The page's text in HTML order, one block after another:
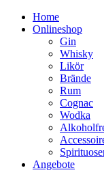
Home
Onlineshop
Gin
Whisky
Likör
Brände
Rum
Cognac
Wodka
Angebote